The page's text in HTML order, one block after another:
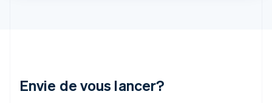
Envie de vous lancer?
Lituanie
English